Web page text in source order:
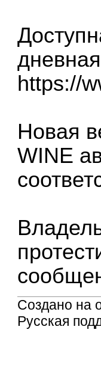
https://
Новая
WINE
Создано на
Русская